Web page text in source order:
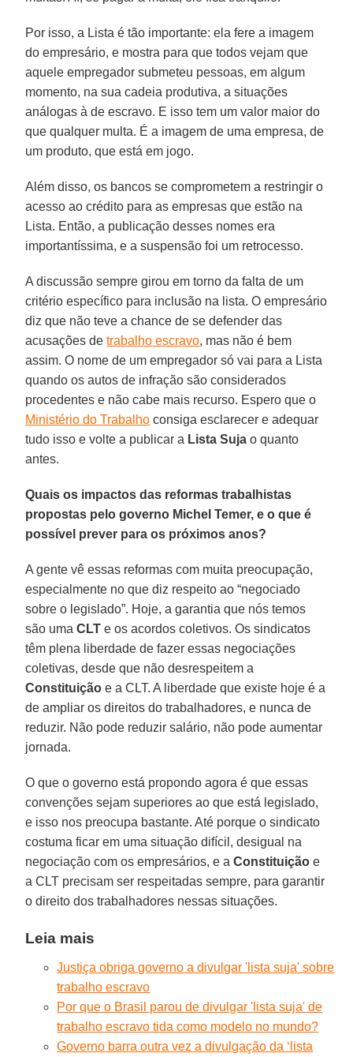
Por isso, a Lista é tão importante: ela fere a imagem
do empresário, e mostra para que todos vejam que
aquele empregador submeteu pessoas, em algum
momento, na sua cadeia produtiva, a situações
análogas à de escravo. E isso tem um valor maior do
que qualquer multa. É a imagem de uma empresa, de
um produto, que está em jogo.
Além disso, os bancos se comprometem a restringir o
acesso ao crédito para as empresas que estão na
Lista. Então, a publicação desses nomes era
importantíssima, e a suspensão foi um retrocesso.
A discussão sempre girou em torno da falta de um
critério específico para inclusão na lista. O empresário
diz que não teve a chance de se defender das
acusações detrabalho escravo, mas não é bem
assim. O nome de um empregador só vai para a Lista
quando os autos de infração são considerados
procedentes e não cabe mais recurso. Espero que o
Ministério do Trabalho consiga esclarecer e adequar
tudo isso e volte a publicar a Lista Suja o quanto
antes.
Quais os impactos das reformas trabalhistas
propostas pelo governo Michel Temer, e o que é
possível prever para os próximos anos?
A gente vê essas reformas com muita preocupação,
especialmente no que diz respeito ao “negociado
sobre o legislado”. Hoje, a garantia que nós temos
são umaCLT e os acordos coletivos. Os sindicatos
têm plena liberdade de fazer essas negociações
coletivas, desde que não desrespeitem a
Constituição e a CLT. A liberdade que existe hoje é a
de ampliar os direitos do trabalhadores, e nunca de
reduzir. Não pode reduzir salário, não pode aumentar
jornada.
O que o governo está propondo agora é que essas
convenções sejam superiores ao que está legislado,
e isso nos preocupa bastante. Até porque o sindicato
costuma ficar em uma situação difícil, desigual na
negociação com os empresários, e aConstituição e
a CLT precisam ser respeitadas sempre, para garantir
o direito dos trabalhadores nessas situações.
Leia mais
Justiça obriga governo a divulgar 'lista suja' sobre
trabalho escravo
Por que o Brasil parou de divulgar 'lista suja' de
trabalho escravo tida como modelo no mundo?
Governo barra outra vez a divulgação da ‘lista